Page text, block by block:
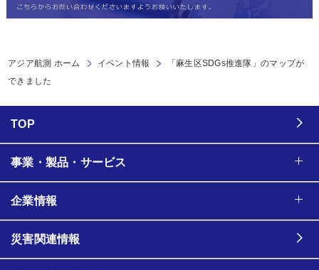
アジア航測 ホーム イベント情報
「麻生区SDGs推進隊」のマップが
できました
TOP
事業・製品・サービス
企業情報
災害関連情報